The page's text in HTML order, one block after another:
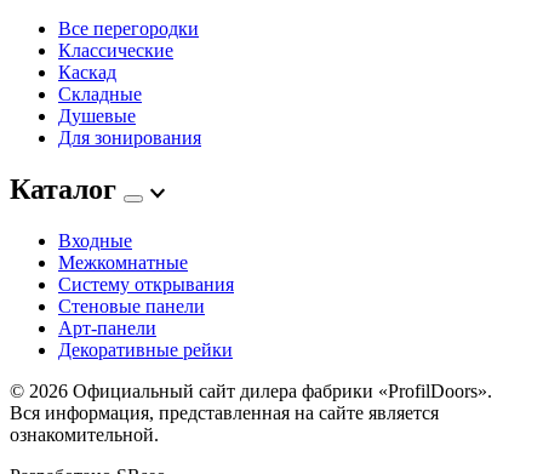
Все перегородки
Классические
Каскад
Складные
Душевые
Для зонирования
Каталог
Входные
Межкомнатные
Систему открывания
Стеновые панели
Арт-панели
Декоративные рейки
© 2026 Официальный сайт дилера фабрики «ProfilDoors».
Вся информация, представленная на сайте является
ознакомительной.